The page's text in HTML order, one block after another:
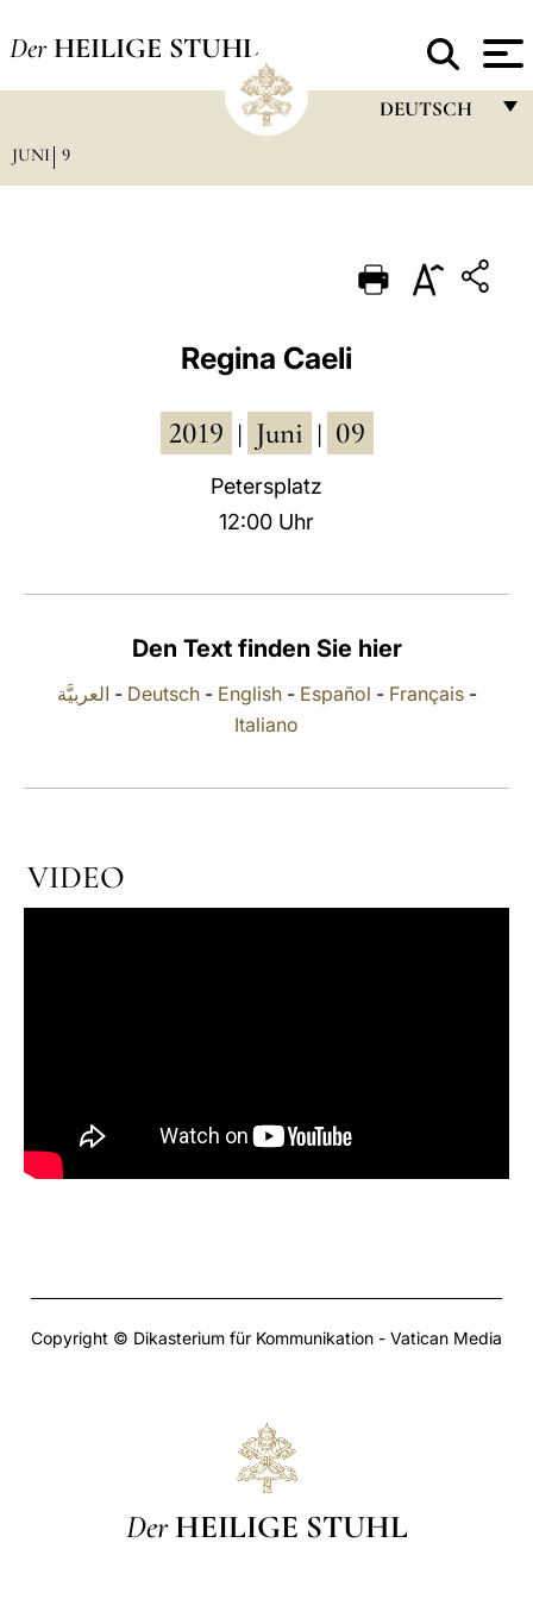
Der HEILIGE STUHL
DEUTSCH
PORTUGUÊS
JUNI 9
Regina Caeli
2019 Juni 09
Petersplatz
12:00 Uhr
Den Text finden Sie hier
العربيَّة - Deutsch- English- Español - Français-
Italiano
VIDEO
Copyright © Dikasterium für Kommunikation - Vatican Media
Der HEILIGE STUHL